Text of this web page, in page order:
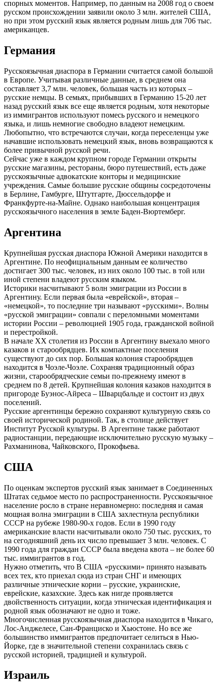
спорных моментов. Например, по данным на 2008 год о своем
русском происхождении заявили около 3 млн. жителей США,
но при этом русский язык является родным лишь для 706 тыс.
американцев.
Германия
Русскоязычная диаспора в Германии считается самой большой
в Европе. Учитывая различные данные, в среднем она
составляет 3,7 млн. человек, большая часть из которых –
русские немцы. В семьях, прибывших в Германию 15-20 лет
назад русский язык все еще является родным, хотя некоторые
из иммигрантов используют помесь русского и немецкого
языка, и лишь немногие свободно владеют немецким.
Любопытно, что встречаются случаи, когда переселенцы уже
начавшие использовать немецкий язык, вновь возвращаются к
более привычной русской речи.
Сейчас уже в каждом крупном городе Германии открыты
русские магазины, рестораны, бюро путешествий, есть даже
русскоязычные адвокатские конторы и медицинские
учреждения. Самые большие русские общины сосредоточены
в Берлине, Гамбурге, Штутгарте, Дюссельдорфе и
Франкфурте-на-Майне. Однако наибольшая концентрация
русскоязычного населения в земле Баден-Вюртемберг.
Аргентина
Крупнейшая русская диаспора Южной Америки находится в
Аргентине. По неофициальным данным ее количество
достигает 300 тыс. человек, из них около 100 тыс. в той или
иной степени владеют русским языком.
Историки насчитывают 5 волн эмиграции из России в
Аргентину. Если первая была «еврейской», вторая –
«немецкой», то последние три называют «русскими». Волны
«русской эмиграции» совпали с переломными моментами
истории России – революцией 1905 года, гражданской войной
и перестройкой.
В начале XX столетия из России в Аргентину выехало много
казаков и старообрядцев. Их компактные поселения
существуют до сих пор. Большая колония старообрядцев
находится в Чоэле-Чоэле. Сохраняя традиционный образ
жизни, старообрядческие семьи по-прежнему имеют в
среднем по 8 детей. Крупнейшая колония казаков находится в
пригороде Буэнос-Айреса – Шварцбальде и состоит из двух
поселений.
Русские аргентинцы бережно сохраняют культурную связь со
своей исторической родиной. Так, в столице действует
Институт Русской культуры. В Аргентине также работают
радиостанции, передающие исключительно русскую музыку –
Рахманинова, Чайковского, Прокофьева.
США
По оценкам экспертов русский язык занимает в Соединенных
Штатах седьмое место по распространенности. Русскоязычное
население росло в стране неравномерно: последняя и самая
мощная волна эмиграции в США захлестнула республики
СССР на рубеже 1980-90-х годов. Если в 1990 году
американские власти насчитывали около 750 тыс. русских, то
на сегодняшний день их число превышает 3 млн. человек. С
1990 года для граждан СССР была введена квота – не более 60
тыс. иммигрантов в год.
Нужно отметить, что В США «русскими» принято называть
всех тех, кто приехал сюда из стран СНГ и имеющих
различные этнические корни – русские, украинские,
еврейские, казахские. Здесь как нигде проявляется
двойственность ситуации, когда этническая идентификация и
родной язык обозначают не одно и тоже.
Многочисленная русскоязычная диаспора находится в Чикаго,
Лос-Анджелесе, Сан-Франциско и Хьюстоне. Но все же
большинство иммигрантов предпочитает селиться в Нью-
Йорке, где в значительной степени сохранилась связь с
русской историей, традицией и культурой.
Израиль